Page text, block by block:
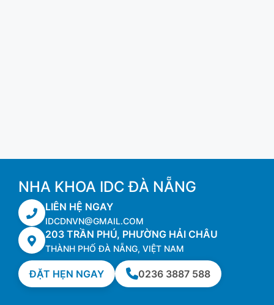
NHA KHOA IDC ĐÀ NẴNG
LIÊN HỆ NGAY
IDCDNVN@GMAIL.COM
203 TRẦN PHÚ, PHƯỜNG HẢI CHÂU
THÀNH PHỐ ĐÀ NẴNG, VIỆT NAM
ĐẶT HẸN NGAY 0236 3887 588